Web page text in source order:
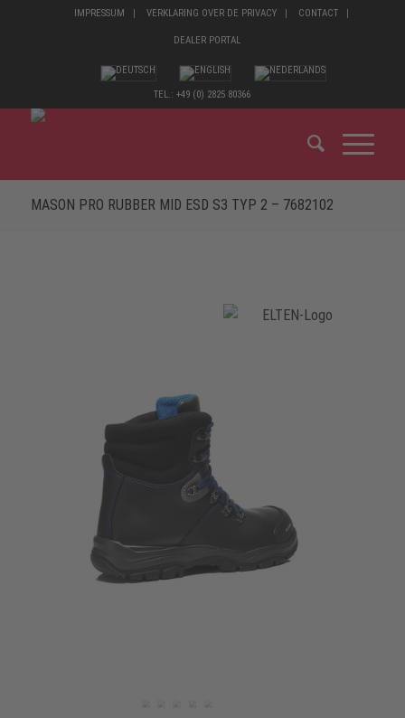
IMPRESSUM VERKLARING OVER DE PRIVACY CONTACT
DEALER PORTAL
TEL.: +49 (0) 2825 80366
MASON PRO RUBBER MID ESD S3 TYP 2 – 7682102